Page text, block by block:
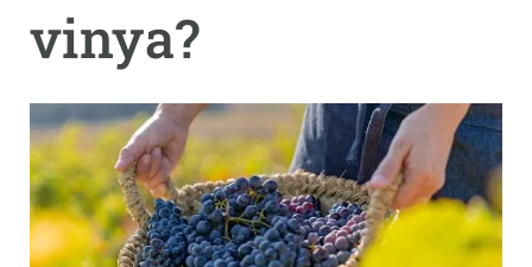
vinya?
UNEIX-TE A NOSALTRES
NOTÍCIES I AGENDA